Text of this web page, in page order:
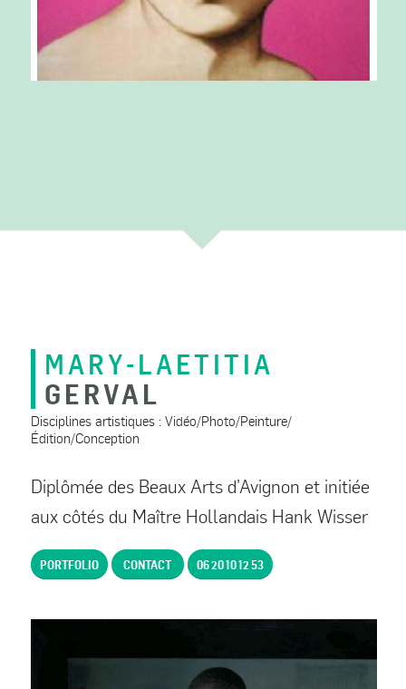
MARY-LAETITIA
GERVAL
Disciplines artistiques : Vidéo/Photo/Peinture/
Édition/Conception
Diplômée des Beaux Arts d’Avignon et initiée
aux côtés du Maître Hollandais Hank Wisser
PORTFOLIO CONTACT 06 20 10 12 53